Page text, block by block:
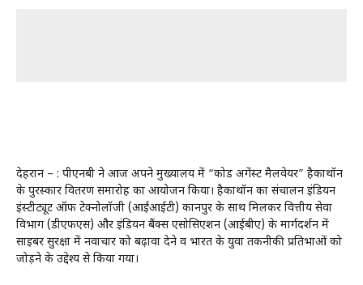
देहरादून – : पीएनबी ने आज अपने मुख्यालय में “कोड अगेंस्ट मैलवेयर” हैकाथॉन
के पुरस्कार वितरण समारोह का आयोजन किया। हैकाथॉन का संचालन इंडियन
इंस्टीट्यूट ऑफ टेक्नोलॉजी (आईआईटी) कानपुर के साथ मिलकर वित्तीय सेवा
विभाग (डीएफएस) और इंडियन बैंक्स एसोसिएशन (आईबीए) के मार्गदर्शन में
साइबर सुरक्षा में नवाचार को बढ़ावा देने व भारत के युवा तकनीकी प्रतिभाओं को
जोड़ने के उद्देश्य से किया गया।